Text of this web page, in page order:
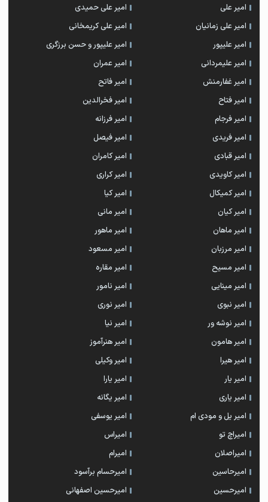
امیر علی
امیر علی حمیدی
امیر علی زمانیان
امیر علی کریمخانی
امیر علیپور
امیر علیپور و حسن برزگری
امیر علیمردانی
امیر عمران
امیر غفارمنش
امیر فاتح
امیر فتاح
امیر فخرالدین
امیر فرجام
امیر فرزانه
امیر فریدی
امیر فیصل
امیر قبادی
امیر کامران
امیر کاویدی
امیر کراری
امیر کمیکال
امیر کیا
امیر کیان
امیر مانی
امیر ماهان
امیر ماهور
امیر مرزبان
امیر مسعود
امیر مسیح
امیر مقاره
امیر مینایی
امیر نامور
امیر نبوی
امیر نوری
امیر نوشه ور
امیر نیا
امیر هامون
امیر هنرآموز
امیر هیرا
امیر وکیلی
امیر یار
امیر یارا
امیر یاری
امیر یگانه
امیر یل و مودی ام
امیر یوسفی
امیراچ تو
امیراس
امیراصلان
امیرام
امیرحاسین
امیرحسام برآسود
امیرحسین
امیرحسین اصفهانی